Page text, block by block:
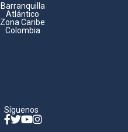
Barranquilla
Atlántico
Zona Caribe
Colombia
Síguenos